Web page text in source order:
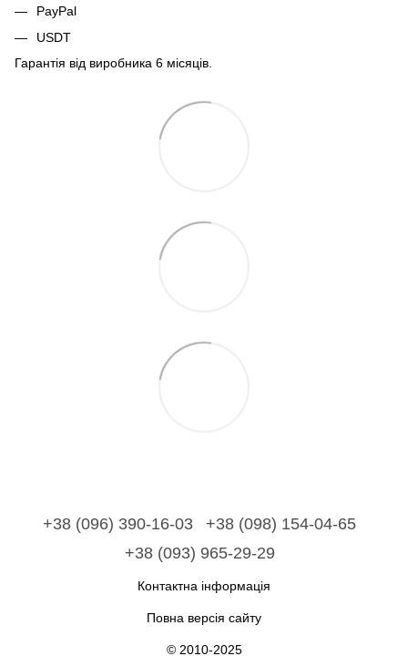
PayPal
USDT
Гарантія від виробника 6 місяців.
+38 (096) 390-16-03
+38 (098) 154-04-65
+38 (093) 965-29-29
Контактна інформація
Повна версія сайту
© 2010-2025